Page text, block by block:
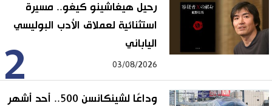
2
رحيل هيغاشينو كيغو.. مسيرة
استثنائية لعملاق الأدب البوليسي
الياباني
03/08/2026
وداعًا لشينكانسن 500.. أحد أشهر